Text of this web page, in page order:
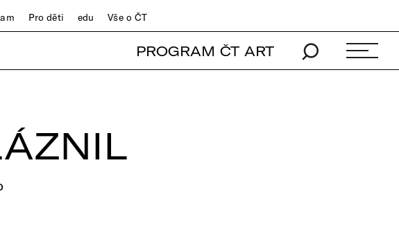
Pro děti edu Vše o ČT
PROGRAM ČT ART